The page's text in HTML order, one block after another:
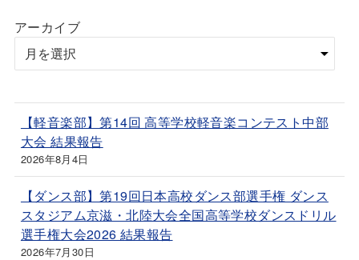
アーカイブ
【軽音楽部】第14回 高等学校軽音楽コンテスト中部
大会 結果報告
2026年8月4日
【ダンス部】第19回日本高校ダンス部選手権 ダンス
スタジアム京滋・北陸大会全国高等学校ダンスドリル
選手権大会2026 結果報告
2026年7月30日